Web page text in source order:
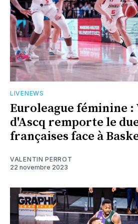
LIVENEWS
Euroleague féminine :
d'Ascq remporte le
françaises face à
VALENTIN PERROT
22 novembre 2023